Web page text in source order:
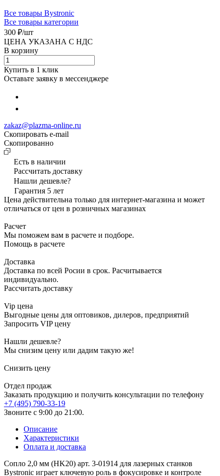
Все товары Bystronic
Все товары категории
300 ₽/шт
ЦЕНА УКАЗАНА С НДС
В корзину
Купить в 1 клик
Оставьте заявку в мессенджере
zakaz@plazma-online.ru
Скопировать e-mail
Cкопированно
Есть в наличии
Рассчитать доставку
Нашли дешевле?
Гарантия 5 лет
Цена действительна только для интернет-магазина и может
отличаться от цен в розничных магазинах
Расчет
Мы поможем вам в расчете и подборе.
Помощь в расчете
Доставка
Доставка по всей Росии в срок. Расчитывается
индивидуально.
Рассчитать доставку
Vip цена
Выгодные цены для оптовиков, дилеров, предприятий
Запросить VIP цену
Нашли дешевле?
Мы снизим цену или дадим такую же!
Снизить цену
Отдел продаж
Заказать продукцию и получить консультации по телефону
+7 (495) 790-33-19
Звоните с 9:00 до 21:00.
Описание
Характеристики
Оплата и доставка
Сопло 2,0 мм (HK20) арт. 3-01914 для лазерных станков
Bystronic играет ключевую роль в фокусировке и контроле